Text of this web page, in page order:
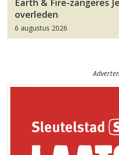
Earth & Fire-zangeres
overleden
6 augustus 2026